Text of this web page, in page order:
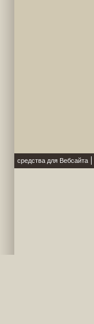
средства для Вебсайта